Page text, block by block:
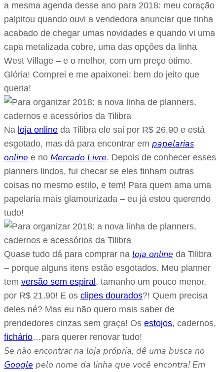
a mesma agenda desse ano para 2018: meu coração
palpitou quando ouvi a vendedora anunciar que tinha
acabado de chegar umas novidades e quando vi uma
capa metalizada cobre, uma das opções da linha
West Village – e o melhor, com um preço ótimo.
Glória! Comprei e me apaixonei: bem do jeito que
queria!
Na loja online da Tilibra ele sai por R$ 26,90 e está
esgotado, mas dá para encontrar em papelarias
online e no Mercado Livre. Depois de conhecer esses
planners lindos, fui checar se eles tinham outras
coisas no mesmo estilo, e tem! Para quem ama uma
papelaria mais glamourizada – eu já estou querendo
tudo!
Quase tudo dá para comprar na loja online da Tilibra
– porque alguns itens estão esgotados. Meu planner
tem versão sem espiral , tamanho um pouco menor,
por R$ 21,90! E os clipes dourados?! Quem precisa
deles né? Mas eu não quero mais saber de
prendedores cinzas sem graça! Os estojos, cadernos,
fichário…para querer renovar tudo!
Se não encontrar na loja própria, dê uma busca no
Google pelo nome da linha que você encontra! Em